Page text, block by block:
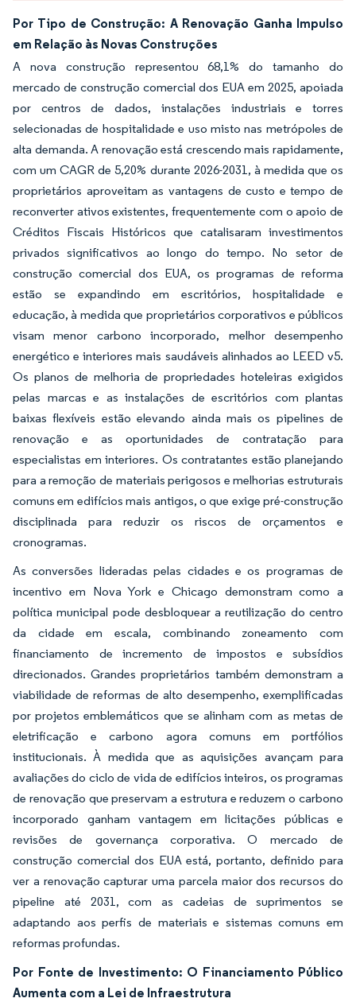
Por Tipo de Construção: A Renovação Ganha Impulso
em Relação às Novas Construções
A nova construção representou 68,1% do tamanho do
mercado de construção comercial dos EUA em 2025, apoiada
por centros de dados, instalações industriais e torres
selecionadas de hospitalidade e uso misto nas metrópoles de
alta demanda. A renovação está crescendo mais rapidamente,
com um CAGR de 5,20% durante 2026-2031, à medida que os
proprietários aproveitam as vantagens de custo e tempo de
reconverter ativos existentes, frequentemente com o apoio de
Créditos Fiscais Históricos que catalisaram investimentos
privados significativos ao longo do tempo. No setor de
construção comercial dos EUA, os programas de reforma
estão se expandindo em escritórios, hospitalidade e
educação, à medida que proprietários corporativos e públicos
visam menor carbono incorporado, melhor desempenho
energético e interiores mais saudáveis alinhados ao LEED v5.
Os planos de melhoria de propriedades hoteleiras exigidos
pelas marcas e as instalações de escritórios com plantas
baixas flexíveis estão elevando ainda mais os pipelines de
renovação e as oportunidades de contratação para
especialistas em interiores. Os contratantes estão planejando
para a remoção de materiais perigosos e melhorias estruturais
comuns em edifícios mais antigos, o que exige pré-construção
disciplinada para reduzir os riscos de orçamentos e
cronogramas.
As conversões lideradas pelas cidades e os programas de
incentivo em Nova York e Chicago demonstram como a
política municipal pode desbloquear a reutilização do centro
da cidade em escala, combinando zoneamento com
financiamento de incremento de impostos e subsídios
direcionados. Grandes proprietários também demonstram a
viabilidade de reformas de alto desempenho, exemplificadas
por projetos emblemáticos que se alinham com as metas de
eletrificação e carbono agora comuns em portfólios
institucionais. À medida que as aquisições avançam para
avaliações do ciclo de vida de edifícios inteiros, os programas
de renovação que preservam a estrutura e reduzem o carbono
incorporado ganham vantagem em licitações públicas e
revisões de governança corporativa. O mercado de
construção comercial dos EUA está, portanto, definido para
ver a renovação capturar uma parcela maior dos recursos do
pipeline até 2031, com as cadeias de suprimentos se
adaptando aos perfis de materiais e sistemas comuns em
reformas profundas.
Por Fonte de Investimento: O Financiamento Público
Aumenta com a Lei de Infraestrutura